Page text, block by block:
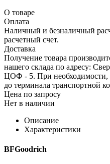
О товаре
Оплата
Наличный и безналичный
расчетный счет.
Доставка
Получение товара
нашего склада по адресу:
ЦОФ - 5. При необходимости,
до терминала транспортной
Цена по запросу
Нет в наличии
Описание
Характеристики
BFGoodrich